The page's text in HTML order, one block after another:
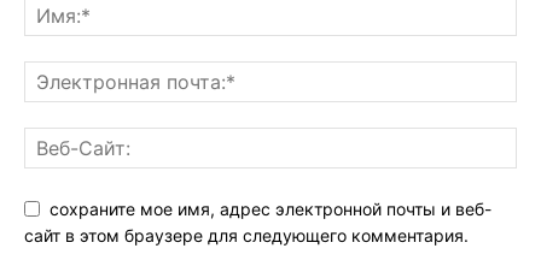
сохраните мое имя, адрес электронной почты и веб-
сайт в этом браузере для следующего комментария.